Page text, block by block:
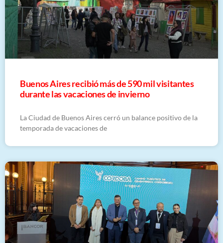
Buenos Aires recibió más de 590 mil visitantes
durante las vacaciones de invierno
La Ciudad de Buenos Aires cerró un balance positivo de la
temporada de vacaciones de